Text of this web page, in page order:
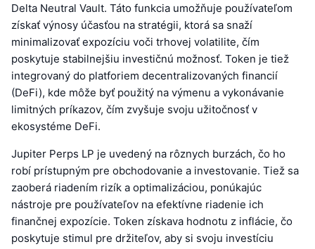
Delta Neutral Vault. Táto funkcia umožňuje používateľom
získať výnosy účasťou na stratégii, ktorá sa snaží
minimalizovať expozíciu voči trhovej volatilite, čím
poskytuje stabilnejšiu investičnú možnosť. Token je tiež
integrovaný do platforiem decentralizovaných financií
(DeFi), kde môže byť použitý na výmenu a vykonávanie
limitných príkazov, čím zvyšuje svoju užitočnosť v
ekosystéme DeFi.
Jupiter Perps LP je uvedený na rôznych burzách, čo ho
robí prístupným pre obchodovanie a investovanie. Tiež sa
zaoberá riadením rizík a optimalizáciou, ponúkajúc
nástroje pre používateľov na efektívne riadenie ich
finančnej expozície. Token získava hodnotu z inflácie, čo
poskytuje stimul pre držiteľov, aby si svoju investíciu